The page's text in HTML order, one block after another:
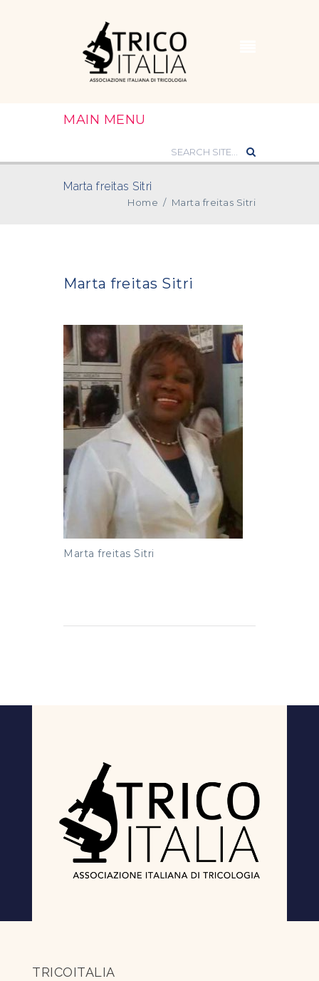
MAIN MENU
Marta freitas Sitri
Home / Marta freitas Sitri
Marta freitas Sitri
Marta freitas Sitri
TRICOITALIA